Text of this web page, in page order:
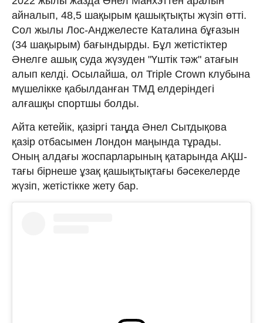
айналып, 48,5 шақырым қашықтықты жүзіп өтті.
Сол жылы Лос-Анджелесте Каталина бұғазын
(34 шақырым) бағындырды. Бұл жетістіктер
Әнелге ашық суда жүзуден "Үштік тәж" атағын
алып келді. Осылайша, ол Triple Crown клубына
мүшелікке қабылданған ТМД елдеріндегі
алғашқы спортшы болды.
Айта кетейік, қазіргі таңда Әнел Сытдықова
қазір отбасымен Лондон маңында тұрады.
Оның алдағы жоспарларының қатарында АҚШ-
тағы бірнеше ұзақ қашықтықтағы бәсекелерде
жүзіп, жетістікке жету бар.